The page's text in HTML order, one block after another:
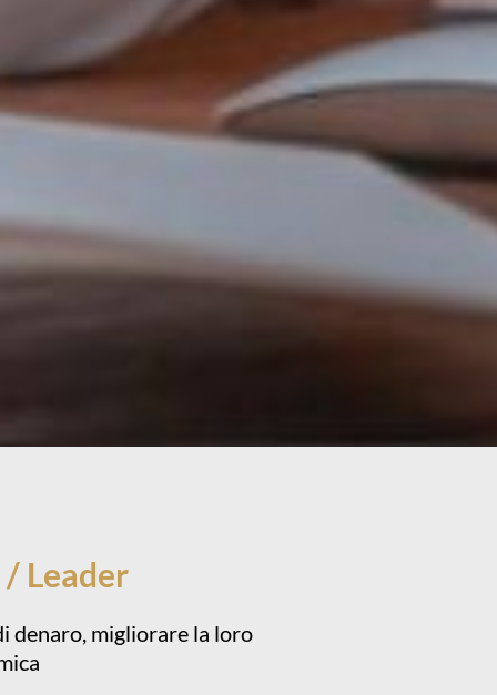
Leader
denaro, migliorare la loro